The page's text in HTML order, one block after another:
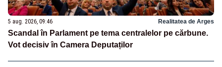
5 aug. 2026, 09:46 Realitatea de Arges
Scandal în Parlament pe tema centralelor pe cărbune.
Vot decisiv în Camera Deputaților